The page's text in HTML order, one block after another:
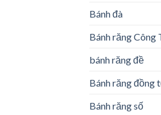
Bánh đà
Bánh răng
bánh răng đề
Bánh răng đồng
Bánh răng số